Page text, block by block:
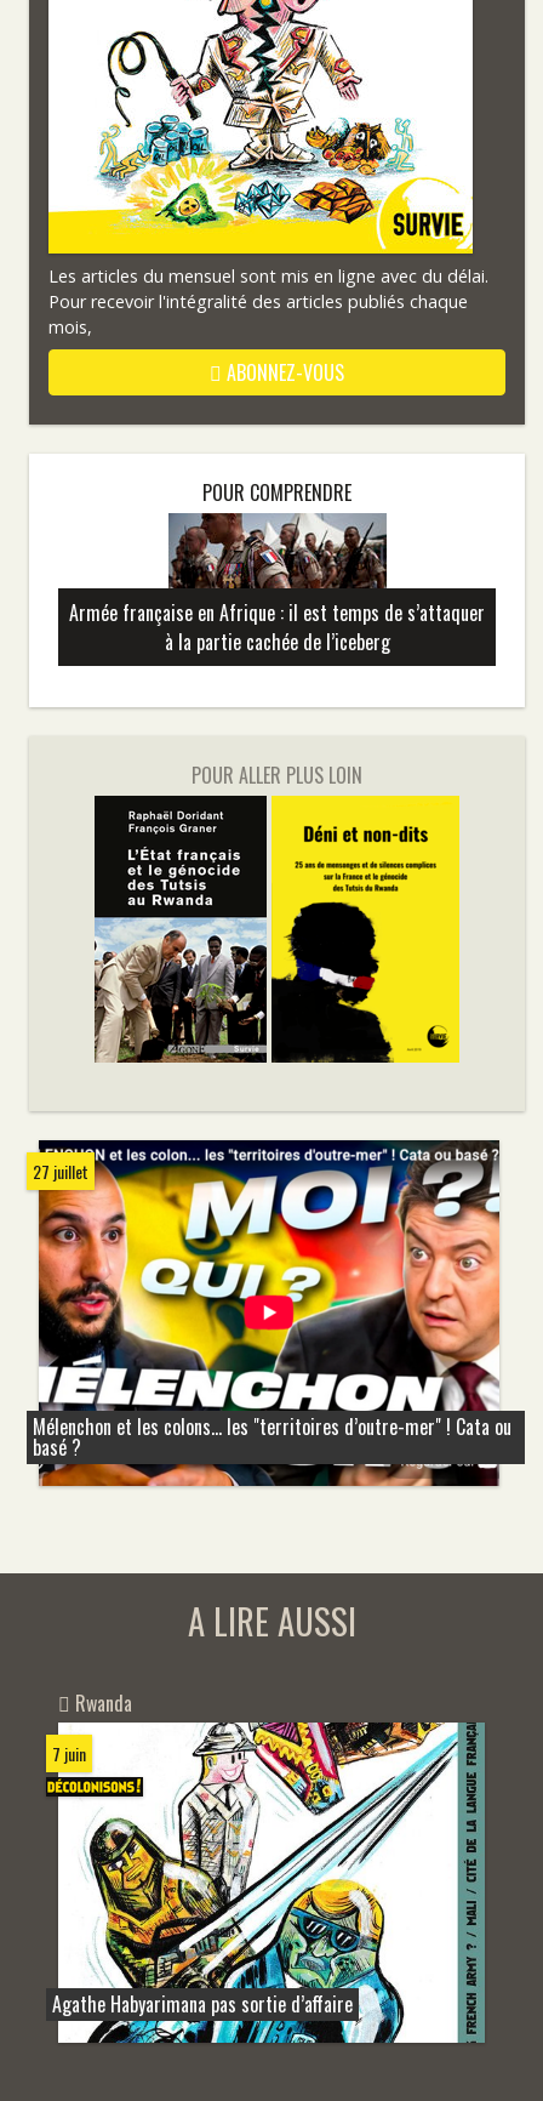
Les articles du mensuel sont mis en ligne avec du délai.
Pour recevoir l'intégralité des articles publiés chaque
mois,
ABONNEZ-VOUS
POUR COMPRENDRE
Armée française en Afrique : il est temps de s’attaquer
à la partie cachée de l’iceberg
POUR ALLER PLUS LOIN
27 juillet
Mélenchon et les colons... les "territoires d’outre-mer" ! Cata ou
basé ?
A LIRE AUSSI
Rwanda
7 juin
Agathe Habyarimana pas sortie d’affaire